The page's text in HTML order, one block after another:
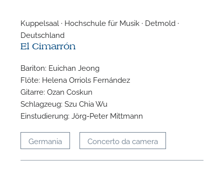
Kuppelsaal · Hochschule für Musik · Detmold ·
Deutschland
El Cimarrón
Bariton: Euichan Jeong
Flöte: Helena Orriols Fernández
Gitarre: Ozan Coskun
Schlagzeug: Szu Chia Wu
Einstudierung: Jörg-Peter Mittmann
Germania Concerto da camera